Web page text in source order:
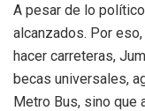
A pesar de lo
alcanzados. Por
hacer carreteras,
becas universales,
Metro Bus, sino que